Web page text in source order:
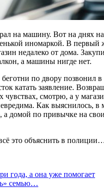
на машину. Вот на днях
иномаркой. В первый
недалеко от дома.
а машины нигде нет.
по двору позвонил
катать заявление.
чувствах, смотрю, а у
Как выяснилось, в
а домой по привычке на
это объяснить в
года, а она уже помогает
семью…